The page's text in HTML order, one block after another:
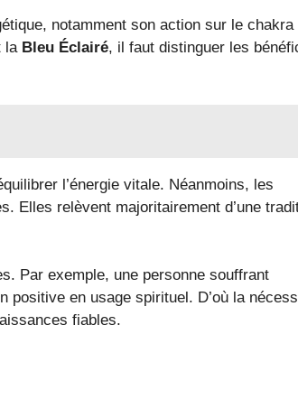
notamment son action sur le chakra
la Bleu Éclairé, il faut distinguer les
l’énergie vitale. Néanmoins, les
Elles relèvent majoritairement d’une
Par exemple, une personne souffrant
positive en usage spirituel. D’où la
fiables.